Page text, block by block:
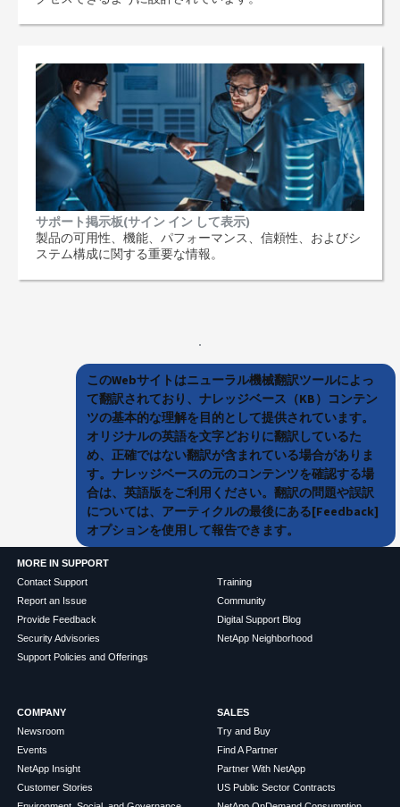
サポート掲示板(サイン イン して表示)
製品の可用性、機能、パフォーマンス、信頼性、およびシ
ステム構成に関する重要な情報。
このWebサイトはニューラル機械翻訳ツールによっ
て翻訳されており、ナレッジベース（KB）コンテン
ツの基本的な理解を目的として提供されています。
オリジナルの英語を文字どおりに翻訳しているた
め、正確ではない翻訳が含まれている場合がありま
す。ナレッジベースの元のコンテンツを確認する場
合は、英語版をご利用ください。翻訳の問題や誤訳
については、アーティクルの最後にある[Feedback]
オプションを使用して報告できます。
MORE IN SUPPORT
Contact Support
Report an Issue
Provide Feedback
Security Advisories
Support Policies and Offerings
Training
Community
Digital Support Blog
NetApp Neighborhood
COMPANY
Newsroom
Events
NetApp Insight
Customer Stories
SALES
Try and Buy
Find A Partner
Partner With NetApp
US Public Sector Contracts